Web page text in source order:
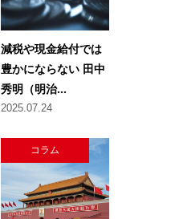
減税や現金給付では
豊かにならない 田中
秀明（明治...
2025.07.24
コラム